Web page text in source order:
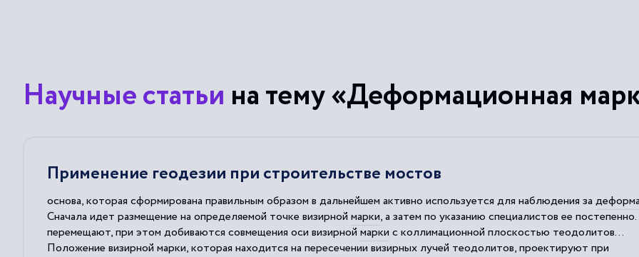
Научные статьи на тему «Деформационная
Применение геодезии при строительстве мостов
основа, которая сформирована правильным образом в дальнейшем активно используется для наблюдения за
Сначала идет размещение на определяемой точке визирной марки, а затем по указанию специалистов ее
перемещают, при этом добиваются совмещения оси визирной марки с коллимационной плоскостью теодолитов...
Положение визирной марки, которая находится на пересечении визирных лучей теодолитов, проектируют при